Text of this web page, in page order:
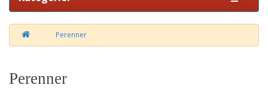
Perenner
Perenner